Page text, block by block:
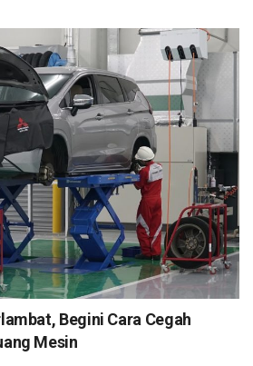
Begini Cara Cegah
Mesin